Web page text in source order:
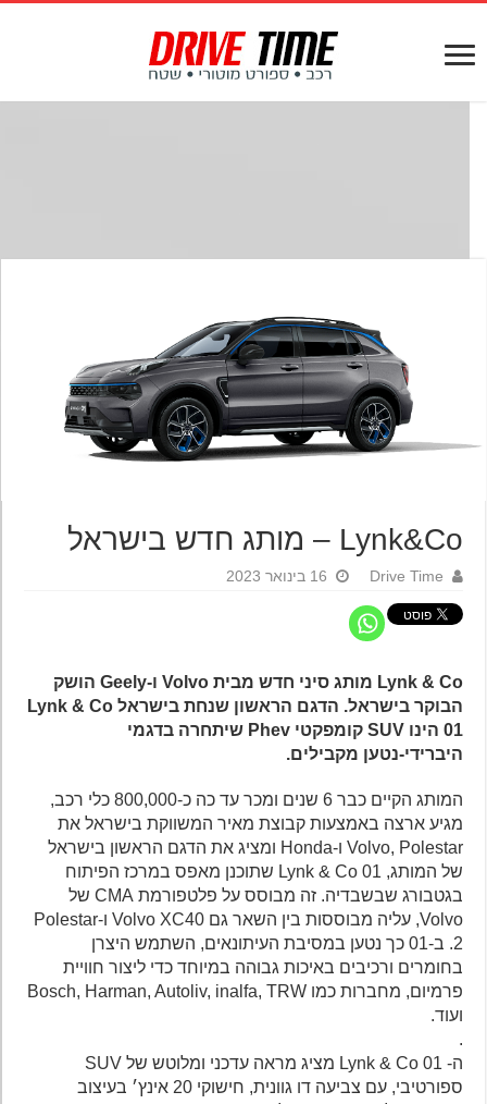
Lynk&Co – מותג חדש בישראל
Drive Time 16 בינואר 2023
Lynk & Co מותג סיני חדש מבית Volvo ו-Geely הושק
הבוקר בישראל. הדגם הראשון שנחת בישראל Lynk & Co
01 הינו SUV קומפקטי Phev שיתחרה בדגמי
היברידי-נטען מקבילים.
המותג הקיים כבר 6 שנים ומכר עד כה כ-800,000 כלי רכב,
מגיע ארצה באמצעות קבוצת מאיר המשווקת בישראל את
Volvo, Polestar ו-Honda ומציג את הדגם הראשון בישראל
של המותג, Lynk & Co 01 שתוכנן מאפס במרכז הפיתוח
בגטבורג שבשבדיה. זה מבוסס על פלטפורמת CMA של
Volvo, עליה מבוססות בין השאר גם Volvo XC40 ו-Polestar
2. ב-01 כך נטען במסיבת העיתונאים, השתמש היצרן
בחומרים ורכיבים באיכות גבוהה במיוחד כדי ליצור חוויית
פרמיום, מחברות כמו Bosch, Harman, Autoliv, inalfa, TRW
ועוד.
ה- Lynk & Co 01 מציג מראה עדכני ומלוטש של SUV
ספורטיבי, עם צביעה דו גוונית, חישוקי 20 אינץ׳ בעיצוב